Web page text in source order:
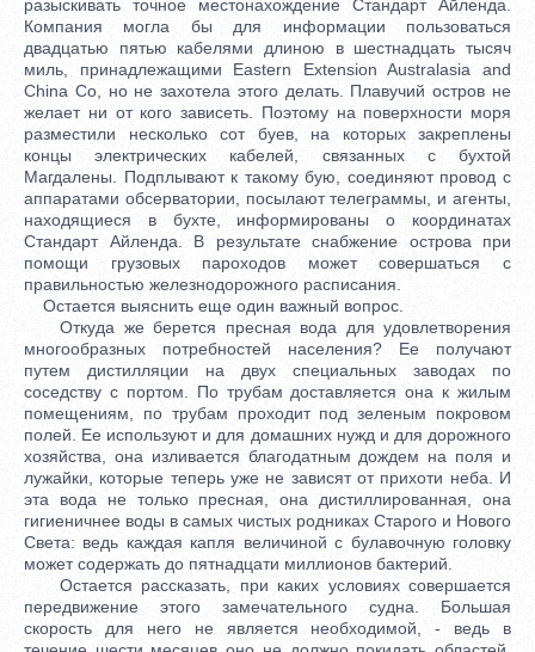
разыскивать точное местонахождение Стандарт Айленда.
Компания могла бы для информации пользоваться
двадцатью пятью кабелями длиною в шестнадцать тысяч
миль, принадлежащими Eastern Extension Australasia and
China Co, но не захотела этого делать. Плавучий остров не
желает ни от кого зависеть. Поэтому на поверхности моря
разместили несколько сот буев, на которых закреплены
концы электрических кабелей, связанных с бухтой
Магдалены. Подплывают к такому бую, соединяют провод с
аппаратами обсерватории, посылают телеграммы, и агенты,
находящиеся в бухте, информированы о координатах
Стандарт Айленда. В результате снабжение острова при
помощи грузовых пароходов может совершаться с
правильностью железнодорожного расписания.
Остается выяснить еще один важный вопрос.
Откуда же берется пресная вода для удовлетворения
многообразных потребностей населения? Ее получают
путем дистилляции на двух специальных заводах по
соседству с портом. По трубам доставляется она к жилым
помещениям, по трубам проходит под зеленым покровом
полей. Ее используют и для домашних нужд и для дорожного
хозяйства, она изливается благодатным дождем на поля и
лужайки, которые теперь уже не зависят от прихоти неба. И
эта вода не только пресная, она дистиллированная, она
гигиеничнее воды в самых чистых родниках Старого и Нового
Света: ведь каждая капля величиной с булавочную головку
может содержать до пятнадцати миллионов бактерий.
Остается рассказать, при каких условиях совершается
передвижение этого замечательного судна. Большая
скорость для него не является необходимой, - ведь в